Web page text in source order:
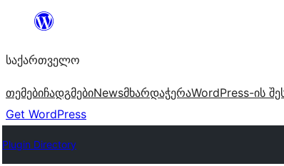
შიგთავსზე
საქართველო
თემებიჩადგმებიNewsმხარდაჭერაWordPress-ის
Get WordPress
Plugin Directory